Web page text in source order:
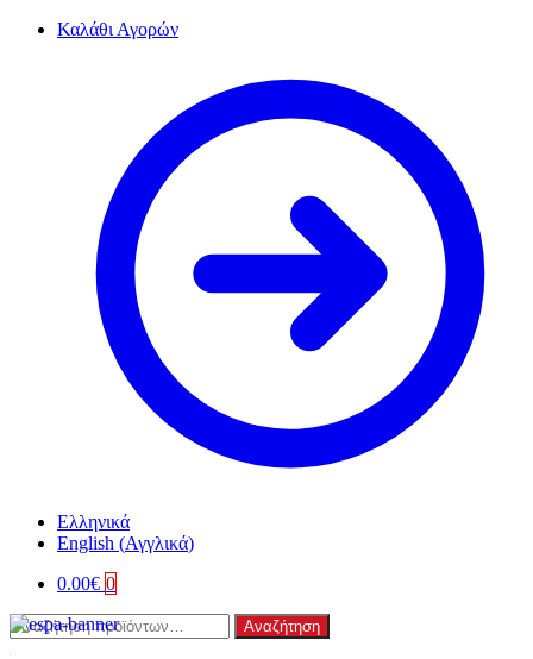
Καλάθι Αγορών
Ελληνικά
English (Αγγλικά)
0.00€ 0
Αναζήτηση
για:
Αναζήτηση